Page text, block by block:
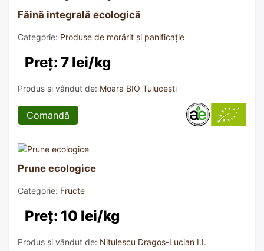
Făină integrală ecologică
Categorie: Produse de morărit și panificație
Preț: 7 lei/kg
Produs și vândut de: Moara BIO Tulucești
Comandă
Prune ecologice
Categorie: Fructe
Preț: 10 lei/kg
Produs și vândut de: Nitulescu Dragos-Lucian I.I.